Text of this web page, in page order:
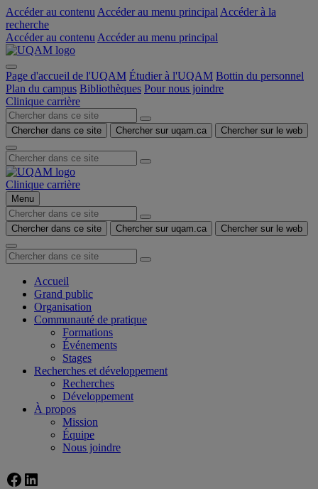
Accéder au contenu Accéder au menu principal Accéder à la
recherche
Accéder au contenu Accéder au menu principal
Page d'accueil de l'UQAM Étudier à l'UQAM Bottin du personnel
Plan du campus Bibliothèques Pour nous joindre
Clinique carrière
Chercher dans ce site Chercher sur uqam.ca Chercher sur le web
Clinique carrière
Menu
Chercher dans ce site Chercher sur uqam.ca Chercher sur le web
Accueil
Grand public
Organisation
Communauté de pratique
Formations
Événements
Stages
Recherches et développement
Recherches
Développement
À propos
Mission
Équipe
Nous joindre
Facebook
LinkedIn